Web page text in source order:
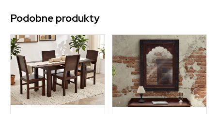
Podobne produkty